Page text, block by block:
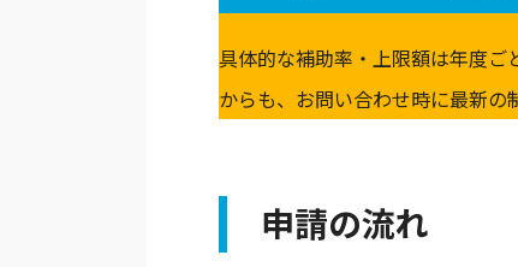
具体的な補助率・上限額は年度ご
からも、お問い合わせ時に最新の
申請の流れ